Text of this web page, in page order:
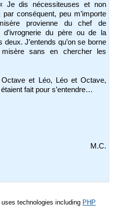
Je dis nécessiteuses et non
par conséquent, peu m’importe
provienne du chef de
d’ivrognerie du père ou de la
deux. J’entends qu’on se borne
sans en chercher les
et Léo, Léo et Octave,
fait pour s’entendre…
M.C.
uses technologies including PHP